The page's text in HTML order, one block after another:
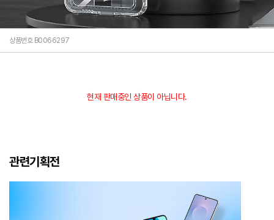
상품번호 B0066297
현재 판매중인 상품이 아닙니다.
관련기획전